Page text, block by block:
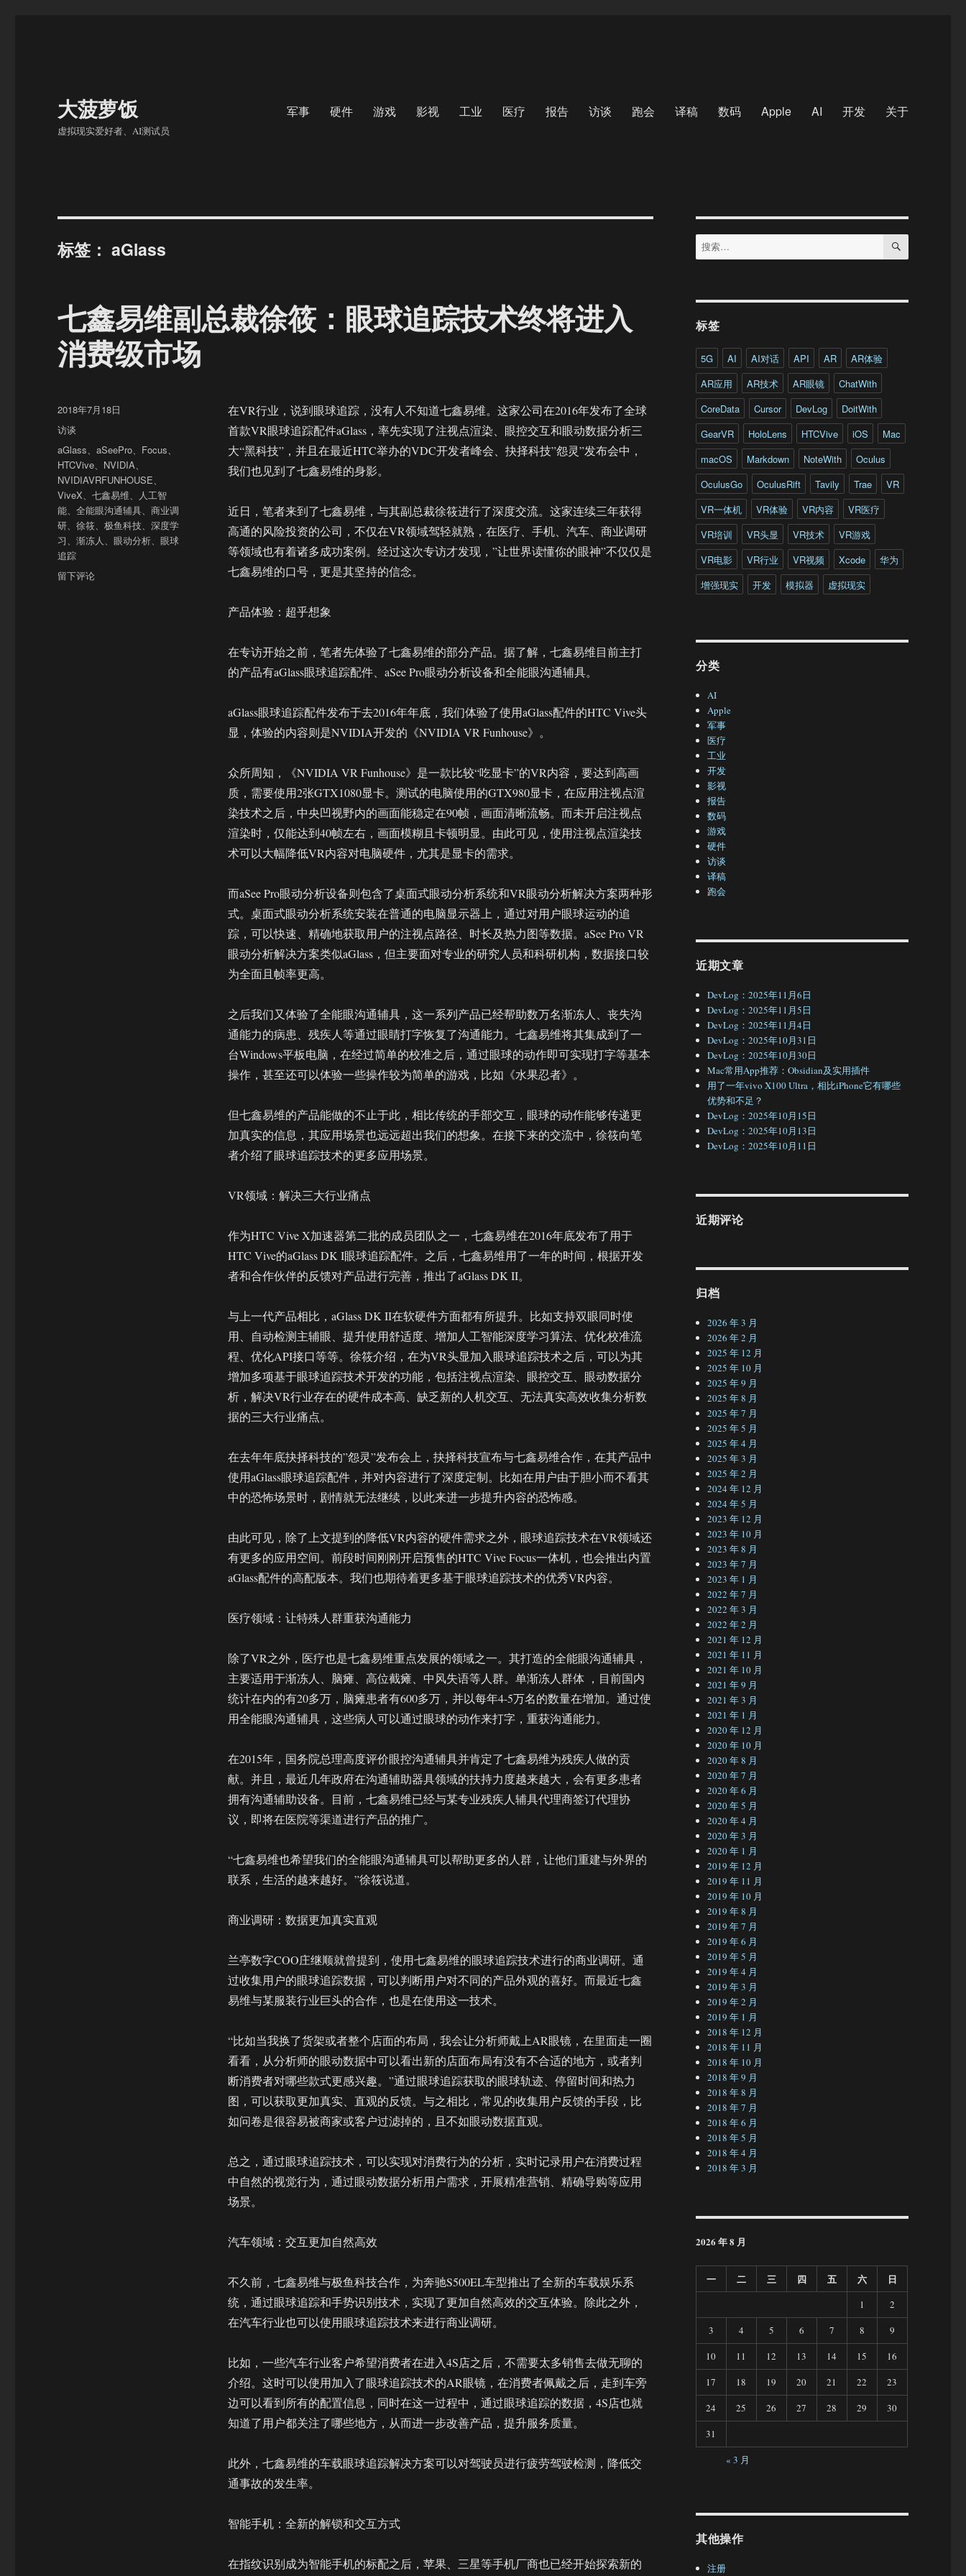
大菠萝饭
虚拟现实爱好者、AI测试员
军事 硬件 游戏 影视 工业 医疗 报告 访谈 跑会 译稿 数码 Apple AI 开发 关于
标签：aGlass
七鑫易维副总裁徐筱：眼球追踪技术终将进入
消费级市场
在VR行业，说到眼球追踪，没有人不知道七鑫易维。这家公司在2016年发布了全球
首款VR眼球追踪配件aGlass，率先实现了注视点渲染、眼控交互和眼动数据分析三
大“黑科技”，并且在最近HTC举办的VDC开发者峰会、抉择科技”怨灵”发布会中，
我们也见到了七鑫易维的身影。
近日，笔者来到了七鑫易维，与其副总裁徐筱进行了深度交流。这家连续三年获得
高通的风险投资的公司，不仅在VR领域驾轻就熟，在医疗、手机、汽车、商业调研
等领域也有着诸多成功案例。经过这次专访才发现，”让世界读懂你的眼神”不仅仅是
七鑫易维的口号，更是其坚持的信念。
产品体验：超乎想象
在专访开始之前，笔者先体验了七鑫易维的部分产品。据了解，七鑫易维目前主打
的产品有aGlass眼球追踪配件、aSee Pro眼动分析设备和全能眼沟通辅具。
aGlass眼球追踪配件发布于去2016年年底，我们体验了使用aGlass配件的HTC Vive头
显，体验的内容则是NVIDIA开发的《NVIDIA VR Funhouse》。
众所周知，《NVIDIA VR Funhouse》是一款比较“吃显卡”的VR内容，要达到高画
质，需要使用2张GTX1080显卡。测试的电脑使用的GTX980显卡，在应用注视点渲
染技术之后，中央凹视野内的画面能稳定在90帧，画面清晰流畅。而未开启注视点
渲染时，仅能达到40帧左右，画面模糊且卡顿明显。由此可见，使用注视点渲染技
术可以大幅降低VR内容对电脑硬件，尤其是显卡的需求。
而aSee Pro眼动分析设备则包含了桌面式眼动分析系统和VR眼动分析解决方案两种形
式。桌面式眼动分析系统安装在普通的电脑显示器上，通过对用户眼球运动的追
踪，可以快速、精确地获取用户的注视点路径、时长及热力图等数据。aSee Pro VR
眼动分析解决方案类似aGlass，但主要面对专业的研究人员和科研机构，数据接口较
为全面且帧率更高。
之后我们又体验了全能眼沟通辅具，这一系列产品已经帮助数万名渐冻人、丧失沟
通能力的病患、残疾人等通过眼睛打字恢复了沟通能力。七鑫易维将其集成到了一
台Windows平板电脑，在经过简单的校准之后，通过眼球的动作即可实现打字等基本
操作，甚至还可以体验一些操作较为简单的游戏，比如《水果忍者》。
但七鑫易维的产品能做的不止于此，相比传统的手部交互，眼球的动作能够传递更
加真实的信息，其应用场景也远远超出我们的想象。在接下来的交流中，徐筱向笔
者介绍了眼球追踪技术的更多应用场景。
VR领域：解决三大行业痛点
作为HTC Vive X加速器第二批的成员团队之一，七鑫易维在2016年底发布了用于
HTC Vive的aGlass DK I眼球追踪配件。之后，七鑫易维用了一年的时间，根据开发
者和合作伙伴的反馈对产品进行完善，推出了aGlass DK II。
与上一代产品相比，aGlass DK II在软硬件方面都有所提升。比如支持双眼同时使
用、自动检测主辅眼、提升使用舒适度、增加人工智能深度学习算法、优化校准流
程、优化API接口等等。徐筱介绍，在为VR头显加入眼球追踪技术之后，可以为其
增加多项基于眼球追踪技术开发的功能，包括注视点渲染、眼控交互、眼动数据分
析，解决VR行业存在的硬件成本高、缺乏新的人机交互、无法真实高效收集分析数
据的三大行业痛点。
在去年年底抉择科技的”怨灵”发布会上，抉择科技宣布与七鑫易维合作，在其产品中
使用aGlass眼球追踪配件，并对内容进行了深度定制。比如在用户由于胆小而不看其
中的恐怖场景时，剧情就无法继续，以此来进一步提升内容的恐怖感。
由此可见，除了上文提到的降低VR内容的硬件需求之外，眼球追踪技术在VR领域还
有更多的应用空间。前段时间刚刚开启预售的HTC Vive Focus一体机，也会推出内置
aGlass配件的高配版本。我们也期待着更多基于眼球追踪技术的优秀VR内容。
医疗领域：让特殊人群重获沟通能力
除了VR之外，医疗也是七鑫易维重点发展的领域之一。其打造的全能眼沟通辅具，
主要适用于渐冻人、脑瘫、高位截瘫、中风失语等人群。单渐冻人群体 ，目前国内
统计在内的有20多万，脑瘫患者有600多万，并以每年4-5万名的数量在增加。通过使
用全能眼沟通辅具，这些病人可以通过眼球的动作来打字，重获沟通能力。
在2015年，国务院总理高度评价眼控沟通辅具并肯定了七鑫易维为残疾人做的贡
献。并且，最近几年政府在沟通辅助器具领域的扶持力度越来越大，会有更多患者
拥有沟通辅助设备。目前，七鑫易维已经与某专业残疾人辅具代理商签订代理协
议，即将在医院等渠道进行产品的推广。
“七鑫易维也希望我们的全能眼沟通辅具可以帮助更多的人群，让他们重建与外界的
联系，生活的越来越好。”徐筱说道。
商业调研：数据更加真实直观
兰亭数字COO庄继顺就曾提到，使用七鑫易维的眼球追踪技术进行的商业调研。通
过收集用户的眼球追踪数据，可以判断用户对不同的产品外观的喜好。而最近七鑫
易维与某服装行业巨头的合作，也是在使用这一技术。
“比如当我换了货架或者整个店面的布局，我会让分析师戴上AR眼镜，在里面走一圈
看看，从分析师的眼动数据中可以看出新的店面布局有没有不合适的地方，或者判
断消费者对哪些款式更感兴趣。”通过眼球追踪获取的眼球轨迹、停留时间和热力
图，可以获取更加真实、直观的反馈。与之相比，常见的收集用户反馈的手段，比
如问卷是很容易被商家或客户过滤掉的，且不如眼动数据直观。
总之，通过眼球追踪技术，可以实现对消费行为的分析，实时记录用户在消费过程
中自然的视觉行为，通过眼动数据分析用户需求，开展精准营销、精确导购等应用
场景。
汽车领域：交互更加自然高效
不久前，七鑫易维与极鱼科技合作，为奔驰S500EL车型推出了全新的车载娱乐系
统，通过眼球追踪和手势识别技术，实现了更加自然高效的交互体验。除此之外，
在汽车行业也可以使用眼球追踪技术来进行商业调研。
比如，一些汽车行业客户希望消费者在进入4S店之后，不需要太多销售去做无聊的
介绍。这时可以使用加入了眼球追踪技术的AR眼镜，在消费者佩戴之后，走到车旁
边可以看到所有的配置信息，同时在这一过程中，通过眼球追踪的数据，4S店也就
知道了用户都关注了哪些地方，从而进一步改善产品，提升服务质量。
此外，七鑫易维的车载眼球追踪解决方案可以对驾驶员进行疲劳驾驶检测，降低交
通事故的发生率。
智能手机：全新的解锁和交互方式
在指纹识别成为智能手机的标配之后，苹果、三星等手机厂商也已经开始探索新的
发
布
于
2018年7月18日
分
类
访谈
标
签
aGlass、aSeePro、 Focus、
HTCVive、 NVIDIA、
NVIDIAVRFUNHOUSE、
ViveX、七鑫易维、 人工智
能、全能眼沟通辅具、商业调
研、徐筱、极鱼科技、深度学
习、渐冻人、眼动分析、眼球
追踪
于
留下评论
搜
索：
搜
标签
5G AI AI对话 API AR
AR体验
AR应用
AR技术 AR眼镜
ChatWith
CoreData
Cursor DevLog
DoitWith
GearVR
HoloLens HTCVive iOS
Mac
macOS
Markdown NoteWith
Oculus
OculusGo
OculusRift Tavily Trae
VR
VR一体机
VR体验 VR内容
VR医疗
VR培训
VR头显 VR技术
VR游戏
VR电影
VR行业 VR视频 Xcode
华为
增强现实
开发 模拟器 虚拟现实
分类
AI
Apple
军事
医疗
工业
开发
影视
报告
数码
游戏
硬件
访谈
译稿
跑会
近期文章
DevLog：2025年11月6日
DevLog：2025年11月5日
DevLog：2025年11月4日
DevLog：2025年10月31日
DevLog：2025年10月30日
Mac常用App推荐：Obsidian及实用插件
用了一年vivo X100 Ultra，相比iPhone它有哪些
优势和不足？
DevLog：2025年10月15日
DevLog：2025年10月13日
DevLog：2025年10月11日
近期评论
归档
2026 年 3 月
2026 年 2 月
2025 年 12 月
2025 年 10 月
2025 年 9 月
2025 年 8 月
2025 年 7 月
2025 年 5 月
2025 年 4 月
2025 年 3 月
2025 年 2 月
2024 年 12 月
2024 年 5 月
2023 年 12 月
2023 年 10 月
2023 年 8 月
2023 年 7 月
2023 年 1 月
2022 年 7 月
2022 年 3 月
2022 年 2 月
2021 年 12 月
2021 年 11 月
2021 年 10 月
2021 年 9 月
2021 年 3 月
2021 年 1 月
2020 年 12 月
2020 年 10 月
2020 年 8 月
2020 年 7 月
2020 年 6 月
2020 年 5 月
2020 年 4 月
2020 年 3 月
2020 年 1 月
2019 年 12 月
2019 年 11 月
2019 年 10 月
2019 年 8 月
2019 年 7 月
2019 年 6 月
2019 年 5 月
2019 年 4 月
2019 年 3 月
2019 年 2 月
2019 年 1 月
2018 年 12 月
2018 年 11 月
2018 年 10 月
2018 年 9 月
2018 年 8 月
2018 年 7 月
2018 年 6 月
2018 年 5 月
2018 年 4 月
2018 年 3 月
2026 年 8 月
一 二 三 四 五 六 日
1
2
3
4 5 6 7 8
9
10
11 12 13 14 15
16
17
18 19 20 21 22
23
24
25 26 27 28 29
30
31
« 3 月
其他操作
注册